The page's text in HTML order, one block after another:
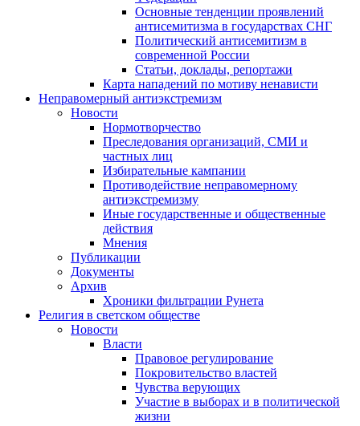
Основные тенденции проявлений
антисемитизма в государствах СНГ
Политический антисемитизм в
современной России
Статьи, доклады, репортажи
Карта нападений по мотиву ненависти
Неправомерный антиэкстремизм
Новости
Нормотворчество
Преследования организаций, СМИ и
частных лиц
Избирательные кампании
Противодействие неправомерному
антиэкстремизму
Иные государственные и общественные
действия
Мнения
Публикации
Документы
Архив
Хроники фильтрации Рунета
Религия в светском обществе
Новости
Власти
Правовое регулирование
Покровительство властей
Чувства верующих
Участие в выборах и в политической
жизни